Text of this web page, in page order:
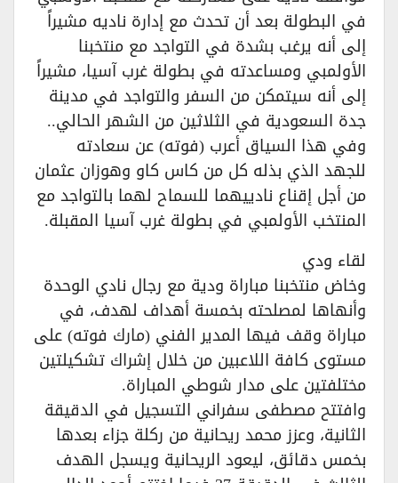
في البطولة بعد أن تحدث مع إدارة ناديه مشيراً
إلى أنه يرغب بشدة في التواجد مع منتخبنا
الأولمبي ومساعدته في بطولة غرب آسيا، مشيراً
إلى أنه سيتمكن من السفر والتواجد في مدينة
جدة السعودية في الثلاثين من الشهر الحالي..
وفي هذا السياق أعرب (فوته) عن سعادته
للجهد الذي بذله كل من كاس كاو وهوزان عثمان
من أجل إقناع نادييهما للسماح لهما بالتواجد مع
المنتخب الأولمبي في بطولة غرب آسيا المقبلة.
لقاء ودي
وخاض منتخبنا مباراة ودية مع رجال نادي الوحدة
وأنهاها لمصلحته بخمسة أهداف لهدف، في
مباراة وقف فيها المدير الفني (مارك فوته) على
مستوى كافة اللاعبين من خلال إشراك تشكيلتين
مختلفتين على مدار شوطي المباراة.
وافتتح مصطفى سفراني التسجيل في الدقيقة
الثانية، وعزز محمد ريحانية من ركلة جزاء بعدها
بخمس دقائق، ليعود الريحانية ويسجل الهدف